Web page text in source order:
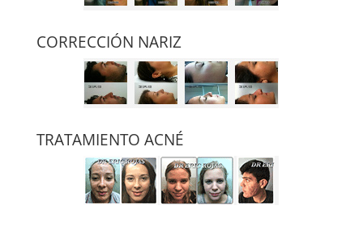
CORRECCIÓN NARIZ
TRATAMIENTO ACNÉ